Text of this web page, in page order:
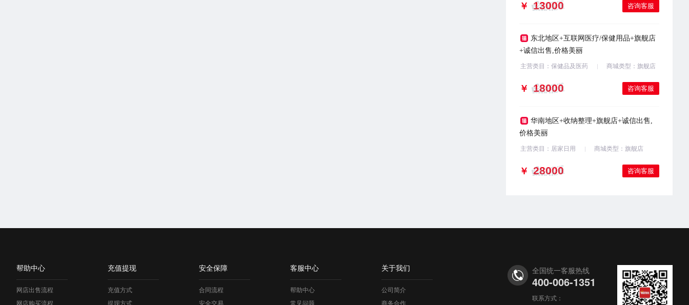
￥ 咨询客服
东北地区+互联网医疗/保健用品+旗舰店
+诚信出售,价格美丽
主营类目：保健品及医药 商城类型：旗舰店
￥ 咨询客服
华南地区+收纳整理+旗舰店+诚信出售,
价格美丽
主营类目：居家日用 商城类型：旗舰店
￥ 咨询客服
帮助中心
网店出售流程
网店购买流程
充值提现
充值方式
提现方式
安全保障
合同流程
安全交易
客服中心
帮助中心
常见问题
关于我们
公司简介
商务合作
全国统一客服热线
400-006-1351
联系方式：